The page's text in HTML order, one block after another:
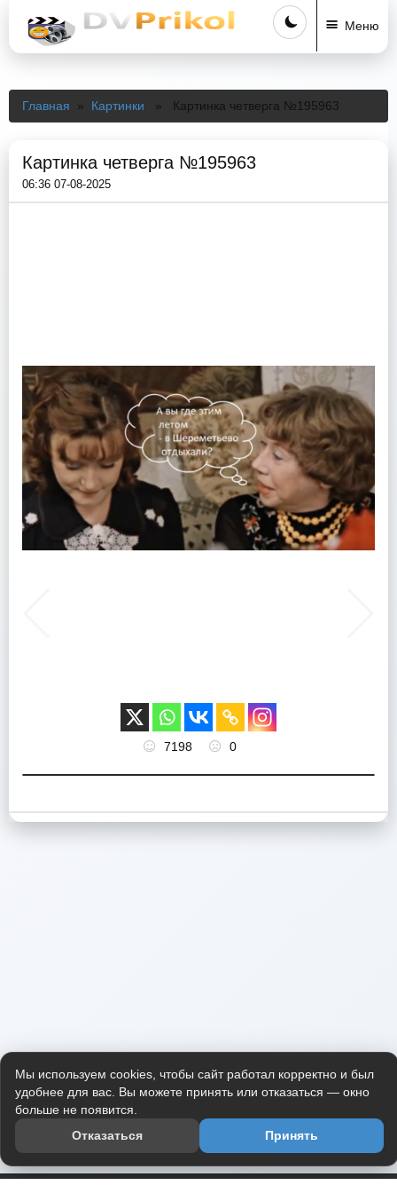
Меню
Главная » Картинки » Картинка четверга №195963
Картинка четверга №195963
06:36 07-08-2025
7198 0
Мы используем cookies, чтобы сайт работал корректно и был
удобнее для вас. Вы можете принять или отказаться — окно
больше не появится.
Отказаться
Принять